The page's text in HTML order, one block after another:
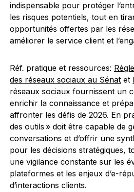
indispensable pour protéger
les risques potentiels, tout en
opportunités offertes par les
améliorer le service client et
Réf. pratique et ressources:
des réseaux sociaux au Sénat et
réseaux sociaux fournissent un
enrichir la connaissance et
affronter les défis de 2026. En
des outils » doit être capable de
conversations et d’offrir une
pour les décisions stratégiques,
une vigilance constante sur les
plateformes et les enjeux d’e-
d’interactions clients.